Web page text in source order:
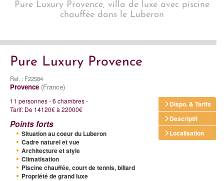
Pure Luxury Provence, villa de luxe avec piscine
chauffée dans le Luberon
Pure Luxury Provence
Ref. : F22584
Provence (France)
Dispo. & Tarifs
Descriptif
Localisation
11 personnes - 6 chambres -
Tarif: De 14120€ à 22000€
Points forts
Situation au coeur du Luberon
Cadre naturel et vue
Architecture et style
Climatisation
Piscine chauffée, court de tennis, billard
Propriété de grand luxe